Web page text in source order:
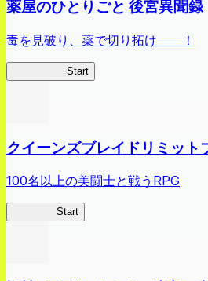
薬屋のひとりごと 後宮異聞録
毒を見破り、薬で切り拓け――！
Start
クイーンズブレイドリミット
100名以上の美闘士と戦うRPG
Start